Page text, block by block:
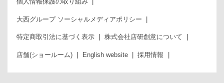
大西グループ ソーシャルメディアポリシー
特定商取引法に基づく表示 株式会社店研創意について
店舗(ショールーム) English website 採用情報